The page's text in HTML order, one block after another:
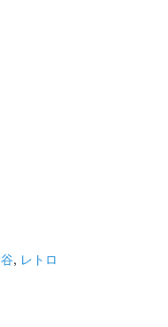
, レトロ